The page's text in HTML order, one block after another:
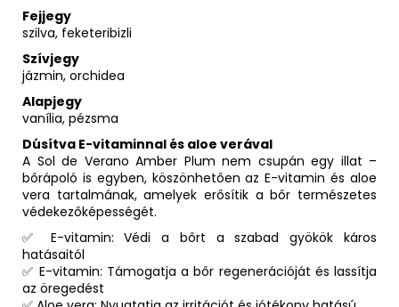
Fejjegy
szilva, feketeribizli
Szívjegy
jázmin, orchidea
Alapjegy
vanília, pézsma
Dúsítva E-vitaminnal és aloe verával
A Sol de Verano Amber Plum nem csupán egy illat –
bőrápoló is egyben, köszönhetően az E-vitamin és aloe
vera tartalmának, amelyek erősítik a bőr természetes
védekezőképességét.
✅ E-vitamin: Védi a bőrt a szabad gyökök káros
hatásaitól
✅ E-vitamin: Támogatja a bőr regenerációját és lassítja
az öregedést